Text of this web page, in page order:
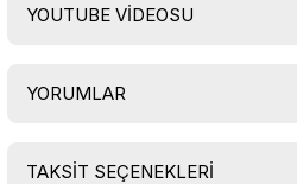
YOUTUBE VİDEOSU
YORUMLAR
TAKSİT SEÇENEKLERİ